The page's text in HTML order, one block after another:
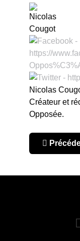
Nicolas
Créateur et
Opposée.
Article